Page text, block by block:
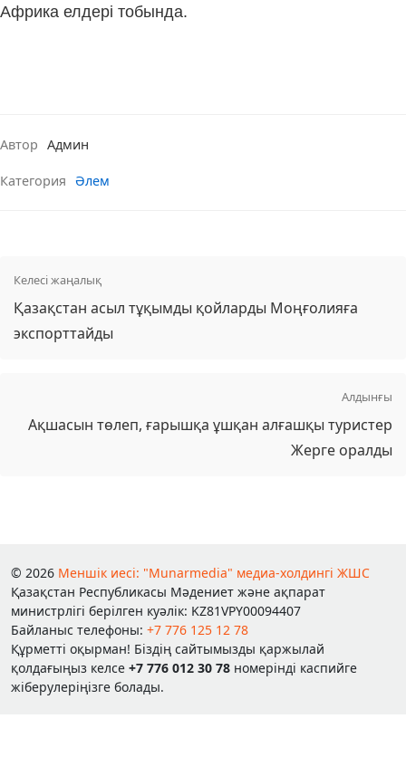
Африка елдері тобында.
Автор Админ
Категория Әлем
Келесі жаңалық
Қазақстан асыл тұқымды қойларды Моңғолияға
экспорттайды
Алдынғы
Ақшасын төлеп, ғарышқа ұшқан алғашқы туристер
Жерге оралды
© 2026 Меншік иесі: "Munarmedia" медиа-холдингі ЖШС
Қазақстан Республикасы Мәдениет және ақпарат
министрлігі берілген куәлік: KZ81VPY00094407
Байланыс телефоны: +7 776 125 12 78
Құрметті оқырман! Біздің сайтымызды қаржылай
қолдағыңыз келсе +7 776 012 30 78 номерінді каспийге
жіберулеріңізге болады.